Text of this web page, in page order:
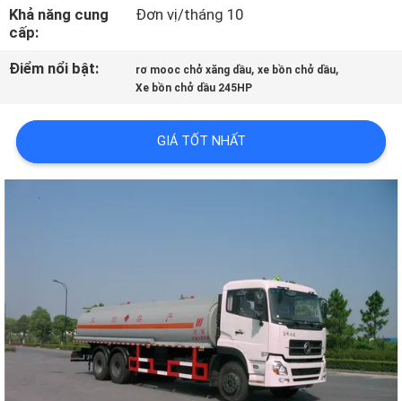
SOÁT
CHẤT
LƯỢNG
LIÊN
HỆ
CHÚNG
TỨC
YÊU
Khả năng cung
cấp:
Đơn vị/tháng 10
Điểm nổi bật: rơ mooc chở xăng dầu,xe bồn chở dầu,
Xe bồn chở dầu 245HP
GIÁ TỐT NHẤT